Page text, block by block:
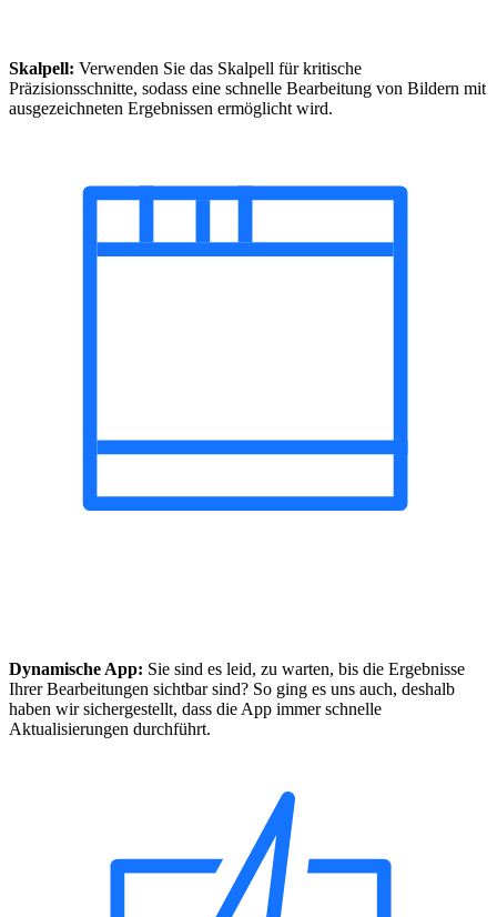
Skalpell: Verwenden Sie das Skalpell für kritische
Präzisionsschnitte, sodass eine schnelle Bearbeitung von Bildern mit
ausgezeichneten Ergebnissen ermöglicht wird.
Dynamische App: Sie sind es leid, zu warten, bis die Ergebnisse
Ihrer Bearbeitungen sichtbar sind? So ging es uns auch, deshalb
haben wir sichergestellt, dass die App immer schnelle
Aktualisierungen durchführt.